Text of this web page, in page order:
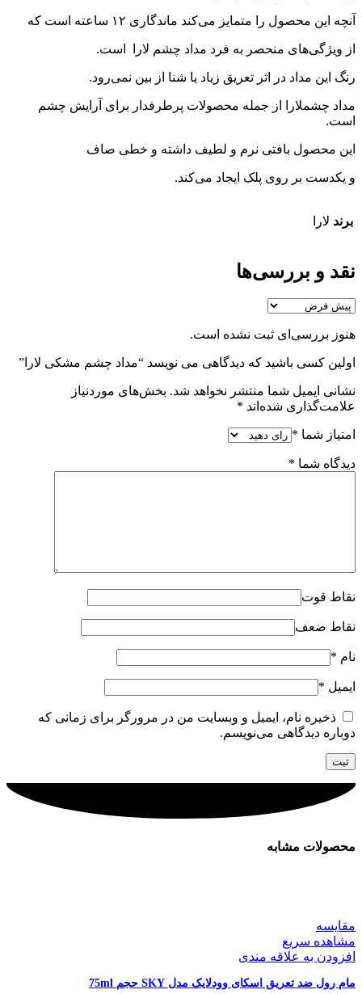
آنچه این محصول را متمایز می‌کند ماندگاری ۱۲ ساعته است که
از ویژگی‌های منحصر به فرد مداد چشم لارا است.
رنگ این مداد در اثر تعریق زیاد یا شنا از بین نمی‌رود.
مداد چشملارا از جمله محصولات پرطرفدار برای آرایش چشم
است.
این محصول بافتی نرم و لطیف داشته و خطی صاف
و یکدست بر روی پلک ایجاد می‌کند.
برند لارا
نقد و بررسی‌ها
هنوز بررسی‌ای ثبت نشده است.
اولین کسی باشید که دیدگاهی می نویسد “مداد چشم مشکی لارا”
نشانی ایمیل شما منتشر نخواهد شد. بخش‌های موردنیاز
علامت‌گذاری شده‌اند *
امتیاز شما *
دیدگاه شما *
نقاط قوت
نقاط ضعف
نام *
ایمیل *
ذخیره نام، ایمیل و وبسایت من در مرورگر برای زمانی که
دوباره دیدگاهی می‌نویسم.
محصولات مشابه
مقایسه
مشاهده سریع
افزودن به علاقه مندی
مام رول ضد تعریق اسکای وودلایک مدل SKY حجم 75ml